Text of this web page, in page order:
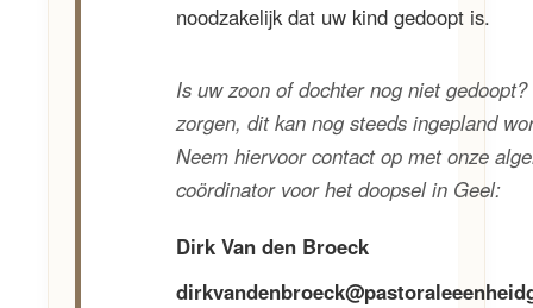
noodzakelijk dat uw kind gedoopt is.
Is uw zoon of dochter nog niet
zorgen, dit kan nog steeds ingepland
Neem hiervoor contact op met onze
coördinator voor het doopsel in Geel:
Dirk Van den Broeck